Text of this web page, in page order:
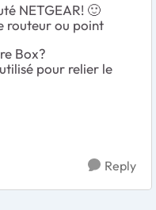
NETGEAR! 🙂
routeur ou point
Box?
pour relier le
Reply